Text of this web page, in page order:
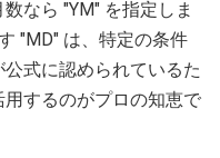
なら "YM" を指定しま
"MD" は、特定の条件
式に認められているた
するのがプロの知恵で